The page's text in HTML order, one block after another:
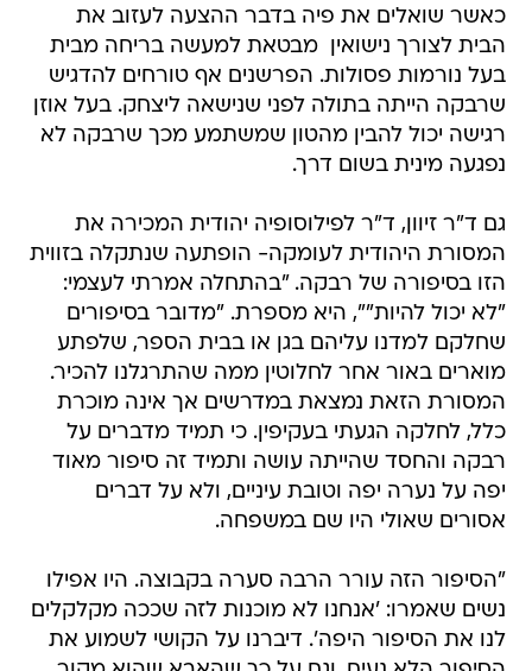
כאשר שואלים את פיה בדבר ההצעה לעזוב את
הבית לצורך נישואין  מבטאת למעשה בריחה מבית
בעל נורמות פסולות. הפרשנים אף טורחים להדגיש
שרבקה הייתה בתולה לפני שנישאה ליצחק. בעל אוזן
רגישה יכול להבין מהטון שמשתמע מכך שרבקה לא
נפגעה מינית בשום דרך.
גם ד"ר זיוון, ד"ר לפילוסופיה יהודית המכירה את
המסורת היהודית לעומקה- הופתעה שנתקלה בזווית
הזו בסיפורה של רבקה. "בהתחלה אמרתי לעצמי:
"לא יכול להיות"", היא מספרת. "מדובר בסיפורים
שחלקם למדנו עליהם בגן או בבית הספר, שלפתע
מוארים באור אחר לחלוטין ממה שהתרגלנו להכיר.
המסורת הזאת נמצאת במדרשים אך אינה מוכרת
כלל, לחלקה הגעתי בעקיפין. כי תמיד מדברים על
רבקה והחסד שהייתה עושה ותמיד זה סיפור מאוד
יפה על נערה יפה וטובת עיניים, ולא על דברים
אסורים שאולי היו שם במשפחה.
"הסיפור הזה עורר הרבה סערה בקבוצה. היו אפילו
נשים שאמרו: 'אנחנו לא מוכנות לזה שככה מקלקלים
לנו את הסיפור היפה'. דיברנו על הקושי לשמוע את